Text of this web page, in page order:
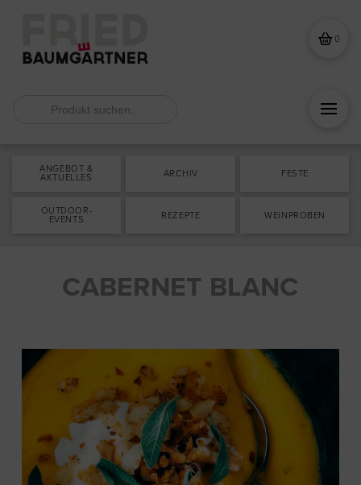
0
ANGEBOT &
AKTUELLES ARCHIV FESTE
OUTDOOR-
EVENTS REZEPTE WEINPROBEN
CABERNET BLANC